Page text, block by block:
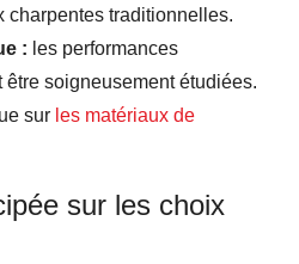
charpentes traditionnelles.
: les performances
soigneusement étudiées.
sur les matériaux de
sur les choix